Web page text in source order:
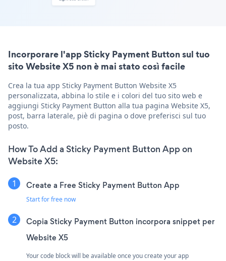
Incorporare l'app Sticky Payment Button sul tuo
sito Website X5 non è mai stato così facile
Crea la tua app Sticky Payment Button Website X5
personalizzata, abbina lo stile e i colori del tuo sito web e
aggiungi Sticky Payment Button alla tua pagina Website X5,
post, barra laterale, piè di pagina o dove preferisci sul tuo
posto.
How To Add a Sticky Payment Button App on
Website X5:
Create a Free Sticky Payment Button App
Start for free now
Copia Sticky Payment Button incorpora snippet per
Website X5
Your code block will be available once you create your app